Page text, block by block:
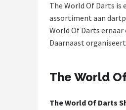
Dartspelers
Toernooien
The World Of Darts
assortiment aan
World Of Darts
Daarnaast
The World
The World Of Darts